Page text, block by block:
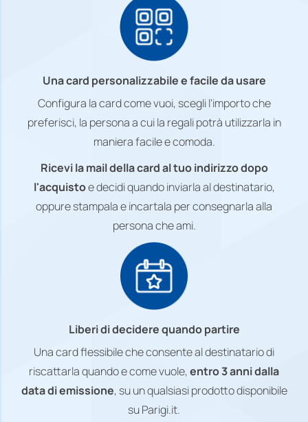
Una card personalizzabile e facile da usare
Configura la card come vuoi, scegli l'importo che
preferisci, la persona a cui la regali potrà utilizzarla in
maniera facile e comoda.
Ricevi la mail della card al tuo indirizzo dopo
l'acquistoe decidi quando inviarla al destinatario,
oppure stampala e incartala per consegnarla alla
persona che ami.
Liberi di decidere quando partire
Una card flessibile che consente al destinatario di
riscattarla quando e come vuole,entro 3 anni dalla
data di emissione, su un qualsiasi prodotto disponibile
su Parigi.it.